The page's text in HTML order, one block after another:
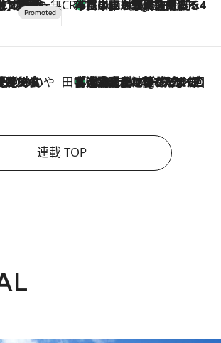
発見が待つ場所へ
暑地「星野温泉 トンボの湯」で体験 CREA'S CHOICE
5 Hours Ago
「立川にも歌舞伎があるんだよ」 片岡仁左衛門・市川中車ら豪華座組みで4年目の立川立飛歌舞伎へ
満喫
から心を掴む新緑のテリーヌ 田中稲の勝手に再ブーム
10 Hours Ago
「湘南乃風に憧れて」観客大盛上がりの“タオル回し”に、ラッパー顔負けの高速歌唱まで…さだまさし（74）のアグレッシブすぎる現在地
連載 TOP